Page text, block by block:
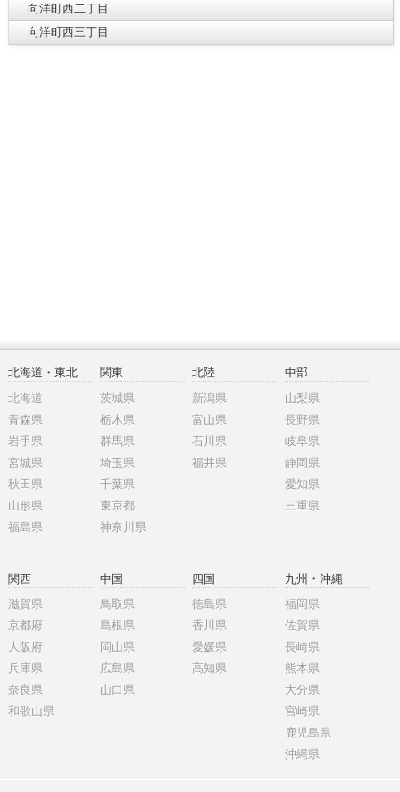
向洋町西二丁目
向洋町西三丁目
北海道・東北
北海道
青森県
岩手県
宮城県
秋田県
山形県
福島県
関東
茨城県
栃木県
群馬県
埼玉県
千葉県
東京都
神奈川県
北陸
新潟県
富山県
石川県
福井県
中部
山梨県
長野県
岐阜県
静岡県
愛知県
三重県
関西
滋賀県
京都府
大阪府
兵庫県
奈良県
和歌山県
中国
鳥取県
島根県
岡山県
広島県
山口県
四国
徳島県
香川県
愛媛県
高知県
九州・沖縄
福岡県
佐賀県
長崎県
熊本県
大分県
宮崎県
鹿児島県
沖縄県